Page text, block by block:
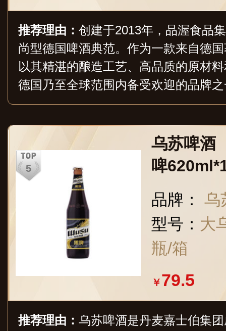
推荐理由： 创建于2013年，品渥食品
尚型德国啤酒典范。作为一款来自德
以其精湛的酿造工艺、高品质的原材
德国乃至全球范围内备受欢迎的品牌
啤等产品，包括德啤系列、比利时白
乌苏啤酒
啤
品牌：
乌
型号： 大
瓶/箱
￥79.5
推荐理由： 乌苏啤酒是丹麦嘉士伯集